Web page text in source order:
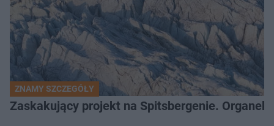
ZNAMY SZCZEGÓŁY
Zaskakujący projekt na Spitsbergenie.